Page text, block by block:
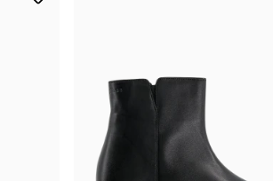
42 ( 8 ) CHF 169.00